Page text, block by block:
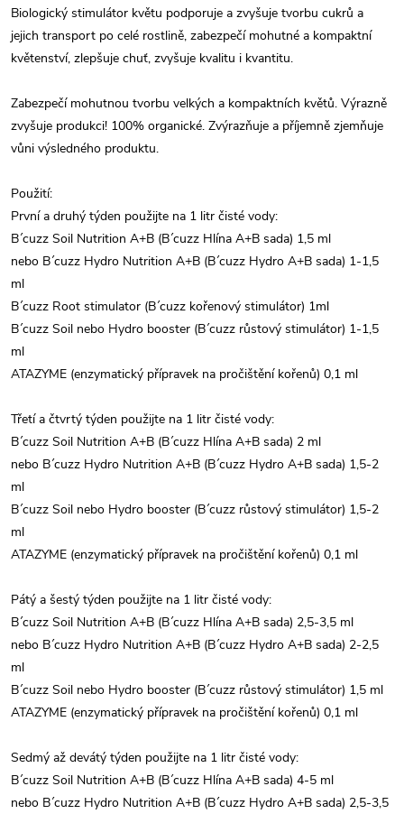
Biologický stimulátor květu podporuje a zvyšuje tvorbu cukrů a
jejich transport po celé rostlině, zabezpečí mohutné a kompaktní
květenství, zlepšuje chuť, zvyšuje kvalitu i kvantitu.
Zabezpečí mohutnou tvorbu velkých a kompaktních květů. Výrazně
zvyšuje produkci! 100% organické. Zvýrazňuje a příjemně zjemňuje
vůni výsledného produktu.
Použití:
První a druhý týden použijte na 1 litr čisté vody:
B´cuzz Soil Nutrition A+B (B´cuzz Hlína A+B sada) 1,5 ml
nebo B´cuzz Hydro Nutrition A+B (B´cuzz Hydro A+B sada) 1-1,5
ml
B´cuzz Root stimulator (B´cuzz kořenový stimulátor) 1ml
B´cuzz Soil nebo Hydro booster (B´cuzz růstový stimulátor) 1-1,5
ml
ATAZYME (enzymatický přípravek na pročištění kořenů) 0,1 ml
Třetí a čtvrtý týden použijte na 1 litr čisté vody:
B´cuzz Soil Nutrition A+B (B´cuzz Hlína A+B sada) 2 ml
nebo B´cuzz Hydro Nutrition A+B (B´cuzz Hydro A+B sada) 1,5-2
ml
B´cuzz Soil nebo Hydro booster (B´cuzz růstový stimulátor) 1,5-2
ml
ATAZYME (enzymatický přípravek na pročištění kořenů) 0,1 ml
Pátý a šestý týden použijte na 1 litr čisté vody:
B´cuzz Soil Nutrition A+B (B´cuzz Hlína A+B sada) 2,5-3,5 ml
nebo B´cuzz Hydro Nutrition A+B (B´cuzz Hydro A+B sada) 2-2,5
ml
B´cuzz Soil nebo Hydro booster (B´cuzz růstový stimulátor) 1,5 ml
ATAZYME (enzymatický přípravek na pročištění kořenů) 0,1 ml
Sedmý až devátý týden použijte na 1 litr čisté vody:
B´cuzz Soil Nutrition A+B (B´cuzz Hlína A+B sada) 4-5 ml
nebo B´cuzz Hydro Nutrition A+B (B´cuzz Hydro A+B sada) 2,5-3,5